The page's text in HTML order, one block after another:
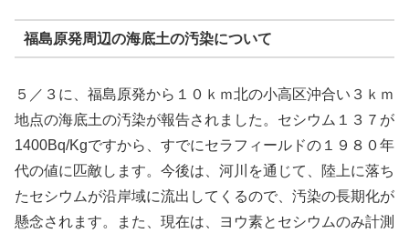
福島原発周辺の海底土の汚染について
５／３に、福島原発から１０ｋｍ北の小高区沖合い３ｋｍ
地点の海底土の汚染が報告されました。セシウム１３７が
1400Bq/Kgですから、すでにセラフィールドの１９８０年
代の値に匹敵します。今後は、河川を通じて、陸上に落ち
たセシウムが沿岸域に流出してくるので、汚染の長期化が
懸念されます。また、現在は、ヨウ素とセシウムのみ計測